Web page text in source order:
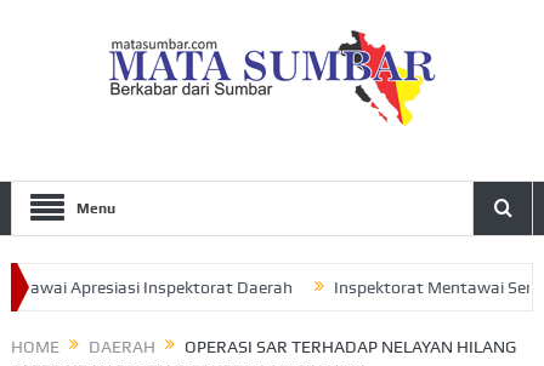
Menu
Apresiasi Inspektorat Daerah Inspektorat Mentawai
HOME DAERAH
OPERASI SAR TERHADAP NELAYAN HILANG